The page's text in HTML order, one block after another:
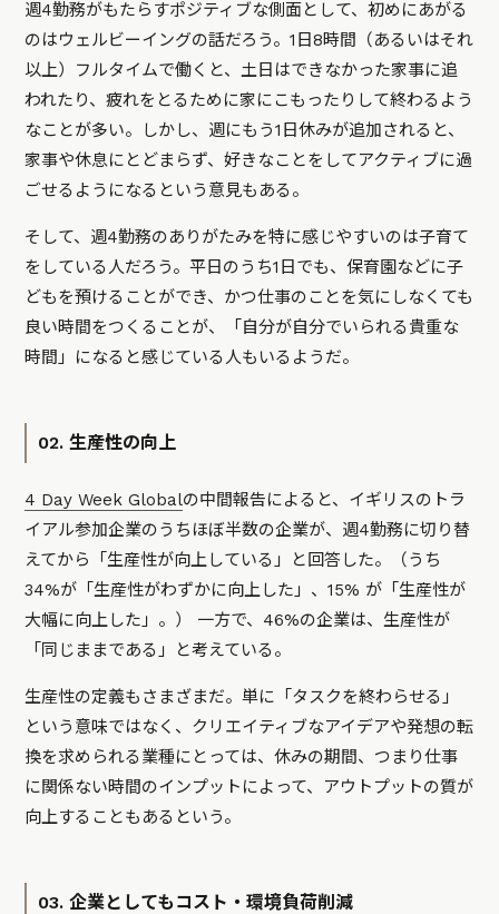
週4勤務がもたらすポジティブな側面として、初めにあがる
のはウェルビーイングの話だろう。1日8時間（あるいはそれ
以上）フルタイムで働くと、土日はできなかった家事に追
われたり、疲れをとるために家にこもったりして終わるよう
なことが多い。しかし、週にもう1日休みが追加されると、
家事や休息にとどまらず、好きなことをしてアクティブに過
ごせるようになるという意見もある。
そして、週4勤務のありがたみを特に感じやすいのは子育て
をしている人だろう。平日のうち1日でも、保育園などに子
どもを預けることができ、かつ仕事のことを気にしなくても
良い時間をつくることが、「自分が自分でいられる貴重な
時間」になると感じている人もいるようだ。
02. 生産性の向上
4 Day Week Globalの中間報告によると、イギリスのトラ
イアル参加企業のうちほぼ半数の企業が、週4勤務に切り替
えてから「生産性が向上している」と回答した。（うち
34%が「生産性がわずかに向上した」、15% が「生産性が
大幅に向上した」。） 一方で、46%の企業は、生産性が
「同じままである」と考えている。
生産性の定義もさまざまだ。単に「タスクを終わらせる」
という意味ではなく、クリエイティブなアイデアや発想の転
換を求められる業種にとっては、休みの期間、つまり仕事
に関係ない時間のインプットによって、アウトプットの質が
向上することもあるという。
03. 企業としてもコスト・環境負荷削減